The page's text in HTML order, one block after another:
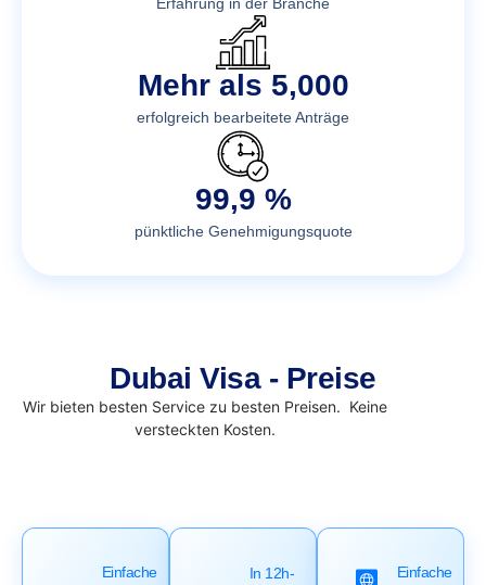
Mehr als 5,000
erfolgreich bearbeitete Anträge
99,9 %
pünktliche Genehmigungsquote
Dubai Visa - Preise
Wir bieten besten Service zu besten Preisen. Keine
versteckten Kosten.
Einfache
In 12h-
Einfache